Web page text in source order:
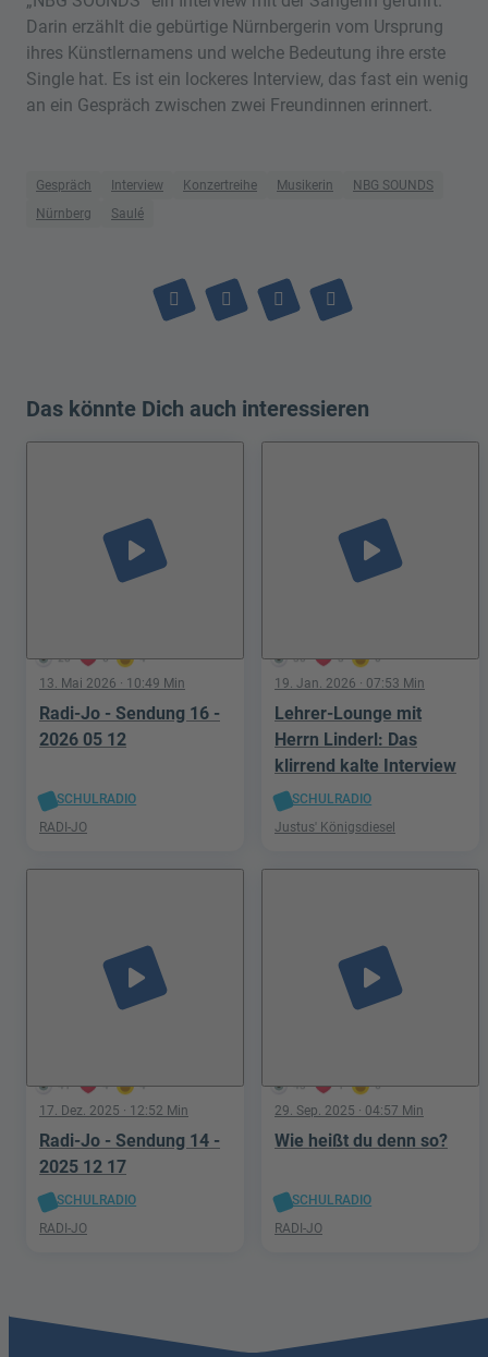
Darin erzählt die gebürtige Nürnbergerin vom Ursprung
ihres Künstlernamens und welche Bedeutung ihre erste
Single hat. Es ist ein lockeres Interview, das fast ein wenig
an ein Gespräch zwischen zwei Freundinnen erinnert.
Gespräch Interview Konzertreihe Musikerin
NBG SOUNDS
Nürnberg
Saulé
Das könnte Dich auch interessieren
28 6 4
play_arrow
13. Mai 2026 · 10:49 Min
Radi-Jo - Sendung 16 -
2026 05 12
SCHULRADIO
RADI-JO
30 3 0
play_arrow
19. Jan. 2026 · 07:53 Min
Lehrer-Lounge mit
Herrn Linderl: Das
klirrend kalte Interview
SCHULRADIO
Justus' Königsdiesel
41 4 4
play_arrow
17. Dez. 2025 · 12:52 Min
Radi-Jo - Sendung 14 -
2025 12 17
SCHULRADIO
RADI-JO
43 1 6
play_arrow
29. Sep. 2025 · 04:57 Min
Wie heißt du denn so?
SCHULRADIO
RADI-JO